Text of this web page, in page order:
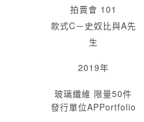
拍賣會 101
款式C－史奴比與A先
生
2019年
玻璃纖維 限量50件
發行單位APPortfolio